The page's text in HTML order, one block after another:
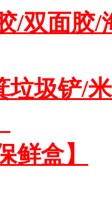
/双面胶
垃圾铲/
鲜盒】